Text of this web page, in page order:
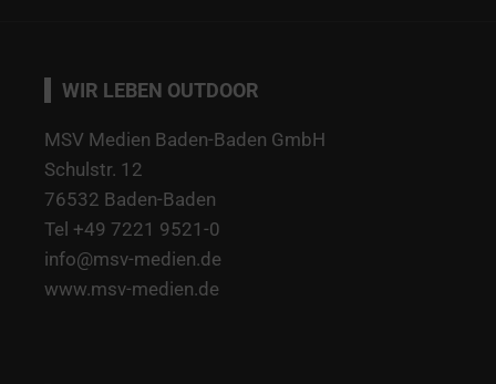
WIR LEBEN OUTDOOR
MSV Medien Baden-Baden GmbH
Schulstr. 12
76532 Baden-Baden
Tel +49 7221 9521-0
info@msv-medien.de
www.msv-medien.de